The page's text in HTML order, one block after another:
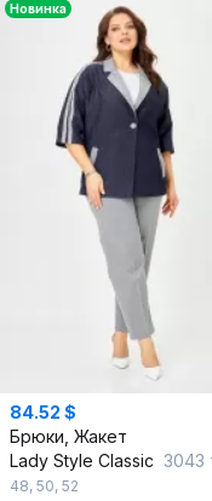
Новинка
84.52 $
Брюки, Жакет
Lady Style Classic 3043 темно-
48, 50, 52